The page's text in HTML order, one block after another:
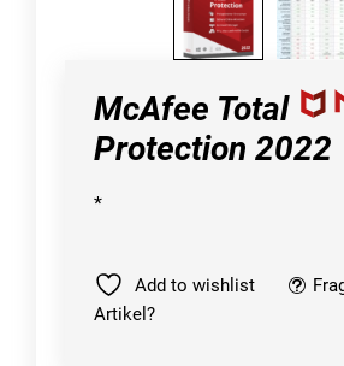
McAfee Total
Protection 2022
*
Add to wishlist
Artikel?